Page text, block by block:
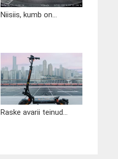
Niisiis, kumb on...
Raske avarii teinud...